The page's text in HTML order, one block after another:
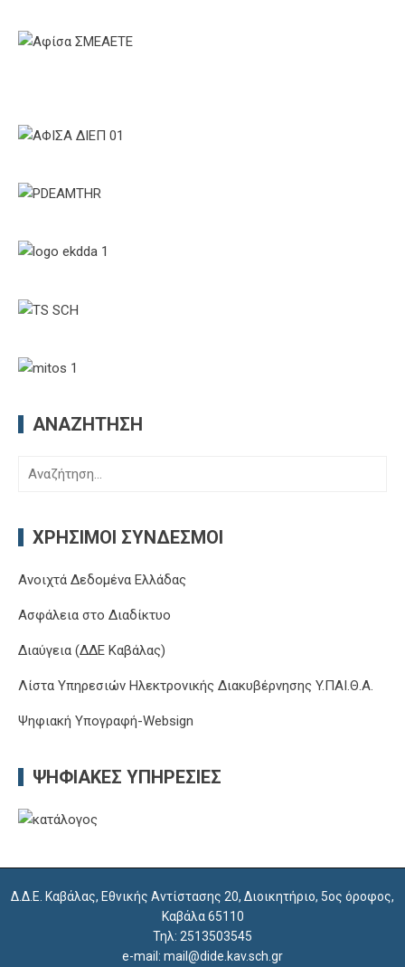
ΑΝΑΖΉΤΗΣΗ
Αναζήτηση
ΧΡΉΣΙΜΟΙ ΣΎΝΔΕΣΜΟΙ
Ανοιχτά Δεδομένα Ελλάδας
Ασφάλεια στο Διαδίκτυο
Διαύγεια (ΔΔΕ Καβάλας)
Λίστα Υπηρεσιών Ηλεκτρονικής Διακυβέρνησης Y.ΠΑΙ.Θ.Α.
Ψηφιακή Υπογραφή-Websign
ΨΗΦΙΑΚΈΣ ΥΠΗΡΕΣΊΕΣ
Δ.Δ.Ε. Καβάλας, Εθνικής Αντίστασης 20, Διοικητήριο, 5ος όροφος,
Καβάλα 65110
Τηλ: 2513503545
e-mail: mail@dide.kav.sch.gr